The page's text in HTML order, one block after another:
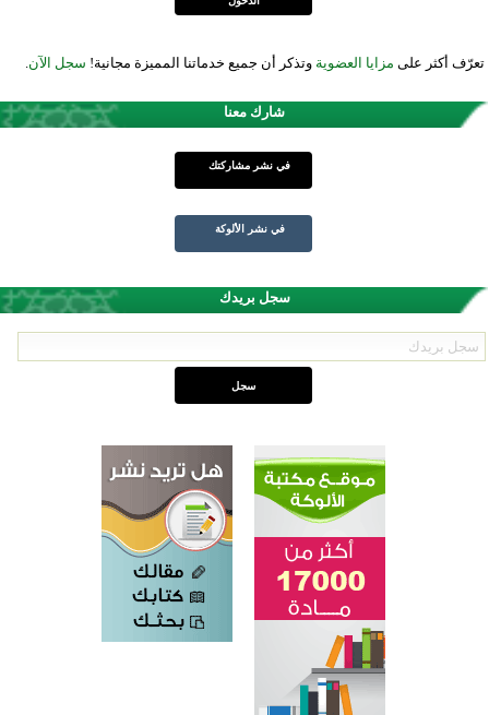
تعرّف أكثر على مزايا العضوية وتذكر أن جميع خدماتنا المميزة مجانية! سجل الآن.
شارك معنا
في نشر مشاركتك
في نشر الألوكة
سجل بريدك